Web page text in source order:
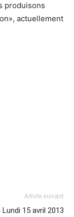
produisons
actuellement
Article suivant
15 avril 2013